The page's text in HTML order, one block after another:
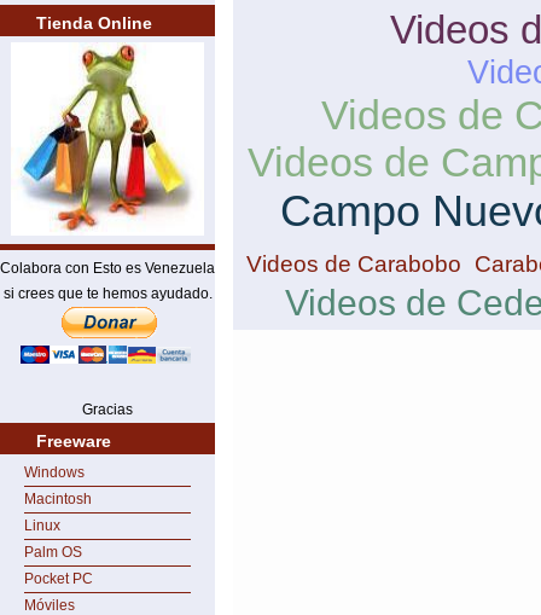
Tienda Online
Colabora con Esto es Venezuela
si crees que te hemos ayudado.
Gracias
Freeware
Windows
Macintosh
Linux
Palm OS
Pocket PC
Móviles
Videos
Videos de
Videos de
Campo
Videos de Carabobo
Videos de